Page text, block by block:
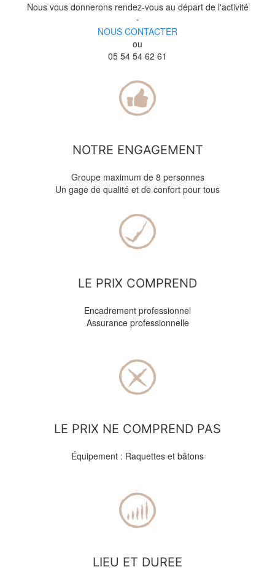
Nous vous donnerons rendez-vous au départ de l'activité
-
NOUS CONTACTER
ou
05 54 54 62 61
NOTRE ENGAGEMENT
Groupe maximum de 8 personnes
Un gage de qualité et de confort pour tous
LE PRIX COMPREND
Encadrement professionnel
Assurance professionnelle
LE PRIX NE COMPREND PAS
Équipement : Raquettes et bâtons
LIEU ET DUREE